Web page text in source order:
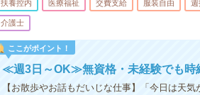
扶養控内 医療福祉 交費支給 服装自由 週
介護士
ここがポイント！
≪週3日～OK≫無資格・未経験でも時
【お散歩やお話もだいじな仕事】「今日は天